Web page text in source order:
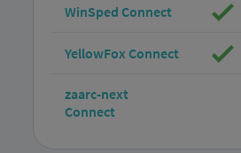
WinSped Connect
YellowFox Connect
zaarc-next
Connect